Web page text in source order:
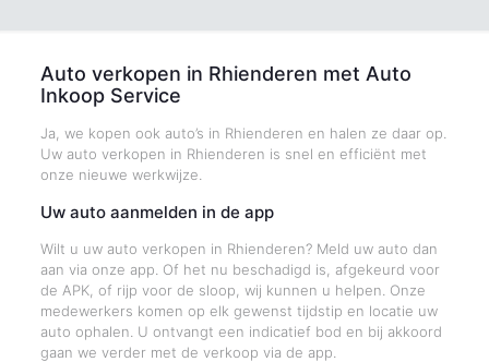
Auto verkopen in Rhienderen met Auto
Inkoop Service
Ja, we kopen ook auto’s in Rhienderen en halen ze daar op.
Uw auto verkopen in Rhienderen is snel en efficiënt met
onze nieuwe werkwijze.
Uw auto aanmelden in de app
Wilt u uw auto verkopen in Rhienderen? Meld uw auto dan
aan via onze app. Of het nu beschadigd is, afgekeurd voor
de APK, of rijp voor de sloop, wij kunnen u helpen. Onze
medewerkers komen op elk gewenst tijdstip en locatie uw
auto ophalen. U ontvangt een indicatief bod en bij akkoord
gaan we verder met de verkoop via de app.